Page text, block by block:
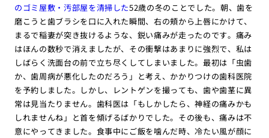
のゴミ屋敷・汚部屋を清掃した52歳の冬のことでした。朝、歯を
磨こうと歯ブラシを口に入れた瞬間、右の頬から上唇にかけて、
まるで稲妻が突き抜けるような、鋭い痛みが走ったのです。痛み
はほんの数秒で消えましたが、その衝撃はあまりに強烈で、私は
しばらく洗面台の前で立ち尽くしてしまいました。最初は「虫歯
か、歯周病が悪化したのだろう」と考え、かかりつけの歯科医院
を予約しました。しかし、レントゲンを撮っても、歯や歯茎に異
常は見当たりません。歯科医は「もしかしたら、神経の痛みかも
しれませんね」と首を傾げるばかりでした。その後も、痛みは不
意にやってきました。食事中にご飯を噛んだ時、冷たい風が顔に